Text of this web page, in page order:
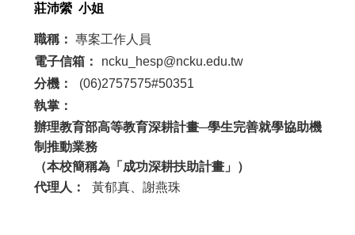
莊沛縈 小姐
職稱： 專案工作人員
電子信箱：
ncku_hesp@ncku.edu.tw
分機：
(06)2757575#50351
執掌：
辦理教育部高等教育深耕計畫─學生完善就學協助機
制推動業務
（本校簡稱為「成功深耕扶助計畫」）
代理人 ： 黃郁真、謝燕珠